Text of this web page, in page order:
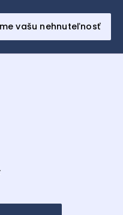
vašu nehnuteľnosť
.